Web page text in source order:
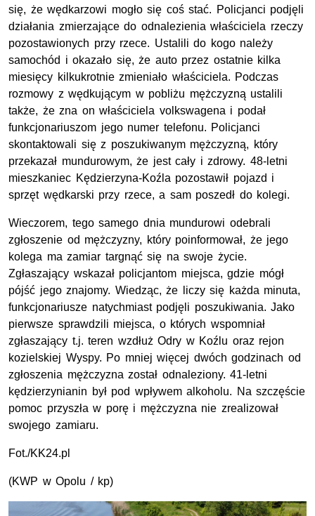
się, że wędkarzowi mogło się coś stać. Policjanci podjęli
działania zmierzające do odnalezienia właściciela rzeczy
pozostawionych przy rzece. Ustalili do kogo należy
samochód i okazało się, że auto przez ostatnie kilka
miesięcy kilkukrotnie zmieniało właściciela. Podczas
rozmowy z wędkującym w pobliżu mężczyzną ustalili
także, że zna on właściciela volkswagena i podał
funkcjonariuszom jego numer telefonu. Policjanci
skontaktowali się z poszukiwanym mężczyzną, który
przekazał mundurowym, że jest cały i zdrowy. 48-letni
mieszkaniec Kędzierzyna-Koźla pozostawił pojazd i
sprzęt wędkarski przy rzece, a sam poszedł do kolegi.
Wieczorem, tego samego dnia mundurowi odebrali
zgłoszenie od mężczyzny, który poinformował, że jego
kolega ma zamiar targnąć się na swoje życie.
Zgłaszający wskazał policjantom miejsca, gdzie mógł
pójść jego znajomy. Wiedząc, że liczy się każda minuta,
funkcjonariusze natychmiast podjęli poszukiwania. Jako
pierwsze sprawdzili miejsca, o których wspomniał
zgłaszający t.j. teren wzdłuż Odry w Koźlu oraz rejon
kozielskiej Wyspy. Po mniej więcej dwóch godzinach od
zgłoszenia mężczyzna został odnaleziony. 41-letni
kędzierzynianin był pod wpływem alkoholu. Na szczęście
pomoc przyszła w porę i mężczyzna nie zrealizował
swojego zamiaru.
Fot./KK24.pl
(KWP w Opolu / kp)